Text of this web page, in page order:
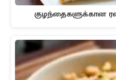
குழந்தைகளுக்கான